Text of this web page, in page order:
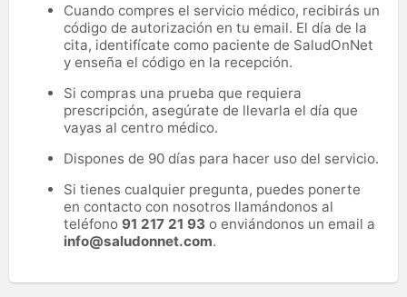
Cuando compres el servicio médico, recibirás un
código de autorización en tu email. El día de la
cita, identifícate como paciente de SaludOnNet
y enseña el código en la recepción.
Si compras una prueba que requiera
prescripción, asegúrate de llevarla el día que
vayas al centro médico.
Dispones de 90 días para hacer uso del servicio.
Si tienes cualquier pregunta, puedes ponerte
en contacto con nosotros llamándonos al
teléfono 91 217 21 93 o enviándonos un email a
info@saludonnet.com.